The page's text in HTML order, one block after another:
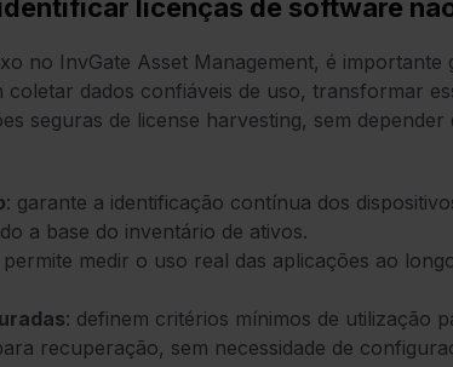
licenças de software
no InvGate Asset Management, é importante
dados confiáveis de uso, transformar
seguras de license harvesting, sem depender
: garante a identificação contínua dos
a base do inventário de ativos.
permite medir o uso real das aplicações ao
: definem critérios mínimos de utilização
recuperação, sem necessidade de